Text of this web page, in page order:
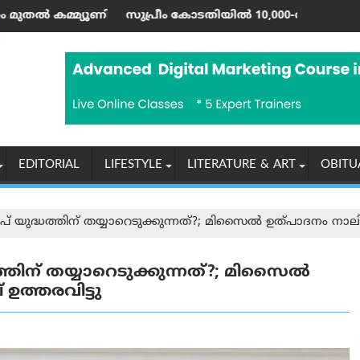
വരെ; ഷാർജയിൽ 50ലേറെ വേനൽക്കാല
കോടതിയിൽ 10,000-ത്തിലധികം കേസുകളും
EDITORIAL LIFESTYLE LITERATURE & ART
തയ്യാറെടുക്കുന്നത്?; മിസൈൽ ഉത്പാദനം
തയ്യാറെടുക്കുന്നത്?; മിസൈൽ
ഉത്തരവിട്ടു